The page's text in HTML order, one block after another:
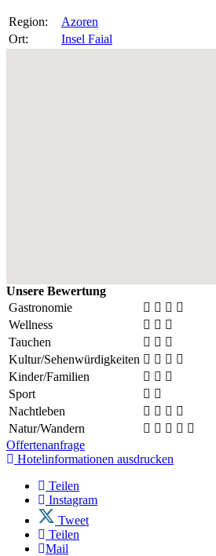
Region:
Azoren
Ort:
Insel Faial
Unsere Bewertung
Gastronomie
Wellness
Tauchen
Kultur/Sehenwürdigkeiten
Kinder/Familien
Sport
Nachtleben
Natur/Wandern
Offertenanfrage
Hotelinformationen ausdrucken
Teilen
Instagram
Tweet
Teilen
Mail